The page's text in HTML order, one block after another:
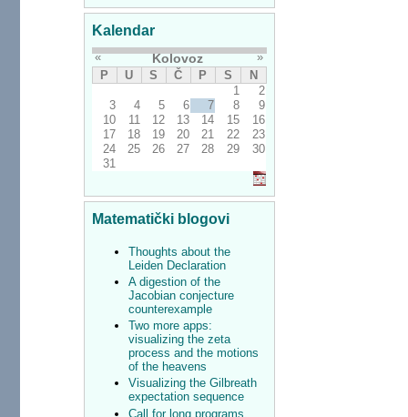
Kalendar
« Kolovoz
»
P
U S Č P S
N
1
2
3
4 5 6 7 8
9
10
11 12 13 14 15
16
17
18 19 20 21 22
23
24
25 26 27 28 29
30
31
Matematički blogovi
Thoughts about the
Leiden Declaration
A digestion of the
Jacobian conjecture
counterexample
Two more apps:
visualizing the zeta
process and the motions
of the heavens
Visualizing the Gilbreath
expectation sequence
Call for long programs,